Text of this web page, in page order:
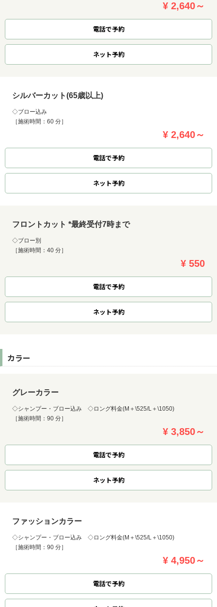
¥ 2,640～
電話で予約
ネット予約
シルバーカット(65歳以上)
◇ブロー込み
［施術時間：60 分］
¥ 2,640～
電話で予約
ネット予約
フロントカット *最終受付7時まで
◇ブロー別
［施術時間：40 分］
¥ 550
電話で予約
ネット予約
カラー
グレーカラー
◇シャンプー・ブロー込み ◇ロング料金(M＋\525/L＋\1050)
［施術時間：90 分］
¥ 3,850～
電話で予約
ネット予約
ファッションカラー
◇シャンプー・ブロー込み ◇ロング料金(M＋\525/L＋\1050)
［施術時間：90 分］
¥ 4,950～
電話で予約